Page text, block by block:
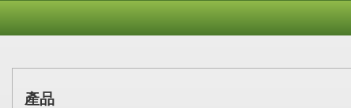
產品